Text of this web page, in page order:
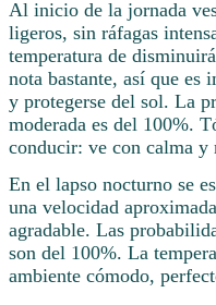
Al inicio de la jornada
ligeros, sin ráfagas
temperatura de
nota bastante, así que es
y protegerse del sol. La
moderada es del 100%.
conducir: ve con calma y
En el lapso nocturno se
una velocidad
agradable. Las
son del 100%. La
ambiente cómodo,